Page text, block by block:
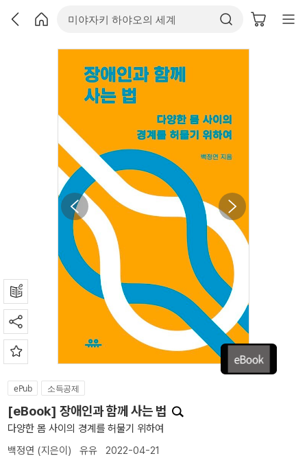
ePub 소득공제
[eBook] 장애인과 함께 사는 법
다양한 몸 사이의 경계를 허물기 위하여
백정연 (지은이) 유유 2022-04-21